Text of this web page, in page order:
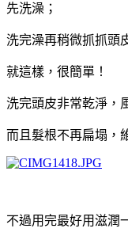
先洗澡；
洗完澡再稍微抓抓頭
就這樣，很簡單！
洗完頭皮非常乾淨，
而且髮根不再扁塌，
不過用完最好用滋潤